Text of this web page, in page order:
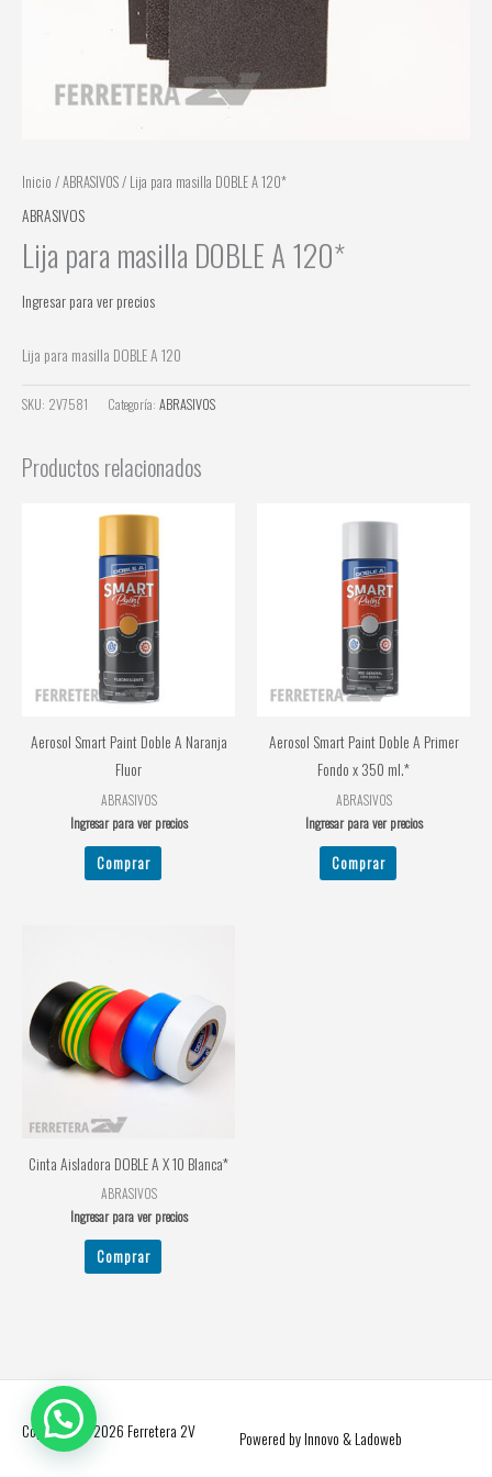
Inicio /ABRASIVOS/ Lija para masilla DOBLE A 120*
ABRASIVOS
Lija para masilla DOBLE A 120*
Ingresar para ver precios
Lija para masilla DOBLE A 120
SKU: 2V7581 Categoría: ABRASIVOS
Productos relacionados
Aerosol Smart Paint Doble A Naranja
Fluor
ABRASIVOS
Ingresar para ver precios
Comprar
Aerosol Smart Paint Doble A Primer
Fondo x 350 ml.*
ABRASIVOS
Ingresar para ver precios
Comprar
Cinta Aisladora DOBLE A X 10 Blanca*
ABRASIVOS
Ingresar para ver precios
Comprar
Copyright © 2026 Ferretera 2V Powered by Innovo & Ladoweb